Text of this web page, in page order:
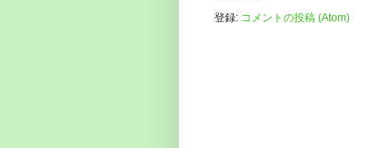
登録: コメントの投稿 (Atom)